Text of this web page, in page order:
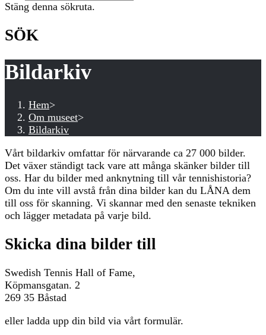
Stäng denna sökruta.
SÖK
Bildarkiv
Hem>
Om museet>
Bildarkiv
Vårt bildarkiv omfattar för närvarande ca 27 000 bilder.
Det växer ständigt tack vare att många skänker bilder till
oss. Har du bilder med anknytning till vår tennishistoria?
Om du inte vill avstå från dina bilder kan du LÅNA dem
till oss för skanning. Vi skannar med den senaste tekniken
och lägger metadata på varje bild.
Skicka dina bilder till
Swedish Tennis Hall of Fame,
Köpmansgatan. 2
269 35 Båstad
eller ladda upp din bild via vårt formulär.